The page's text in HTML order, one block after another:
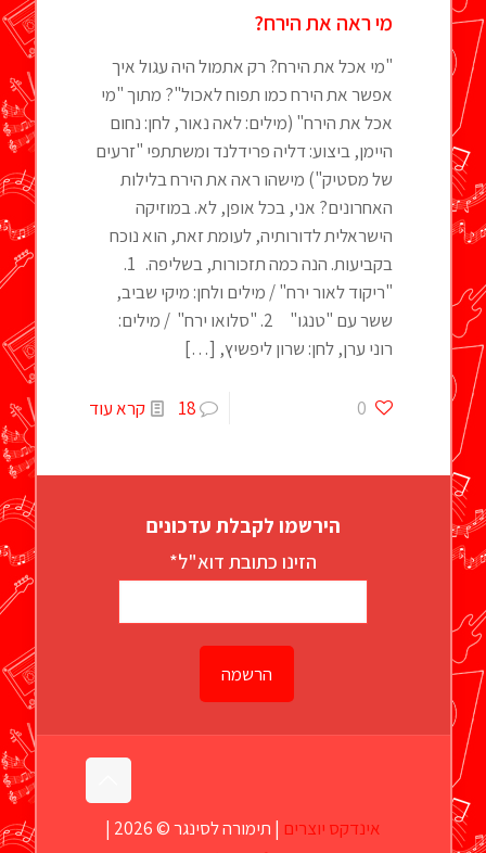
מי ראה את הירח?
"מי אכל את הירח? רק אתמול היה עגול איך
אפשר את הירח כמו תפוח לאכול"? מתוך "מי
אכל את הירח" (מילים: לאה נאור, לחן: נחום
היימן, ביצוע: דליה פרידלנד ומשתתפי "זרעים
של מסטיק") מישהו ראה את הירח בלילות
האחרונים? אני, בכל אופן, לא. במוזיקה
הישראלית לדורותיה, לעומת זאת, הוא נוכח
בקביעות. הנה כמה תזכורות, בשליפה. 1.
"ריקוד לאור ירח" / מילים ולחן: מיקי שביב,
ששר עם "טנגו" 2. "סלואו ירח" / מילים:
רוני ערן, לחן: שרון ליפשיץ, […]
0
18 קרא עוד
הירשמו לקבלת עדכונים
הזינו כתובת דוא"ל*
אינדקס יוצרים | תימורה לסינגר © 2026 |